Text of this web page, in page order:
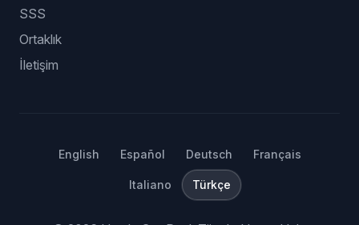
SSS
Ortaklık
İletişim
English Español Deutsch Français
Italiano Türkçe